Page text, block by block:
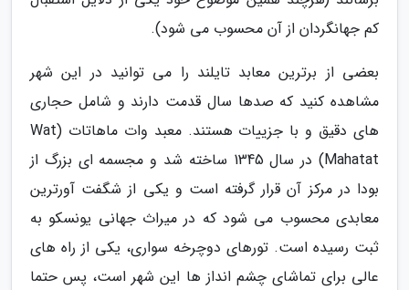
کم جهانگردان از آن محسوب می شود).
بعضی از برترین معابد تایلند را می توانید در این شهر
مشاهده کنید که صدها سال قدمت دارند و شامل حجاری
های دقیق و با جزییات هستند. معبد وات ماهاتات (Wat
Mahatat) در سال 1345 ساخته شد و مجسمه ای بزرگ از
بودا در مرکز آن قرار گرفته است و یکی از شگفت آورترین
معابدی محسوب می شود که در میراث جهانی یونسکو به
ثبت رسیده است. تورهای دوچرخه سواری، یکی از راه های
عالی برای تماشای چشم انداز ها این شهر است، پس حتما